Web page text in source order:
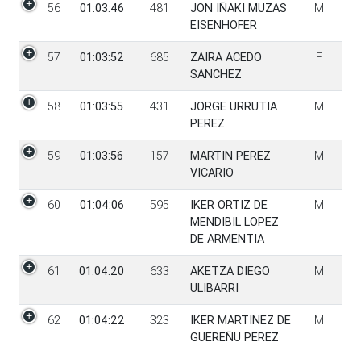
56 01:03:46 481
JON IÑAKI MUZAS
EISENHOFER
M
57 01:03:52 685
ZAIRA ACEDO
SANCHEZ
F
58 01:03:55 431
JORGE URRUTIA
PEREZ
M
59 01:03:56 157
MARTIN PEREZ
VICARIO
M
60 01:04:06 595
IKER ORTIZ DE
MENDIBIL LOPEZ
DE ARMENTIA
M
61 01:04:20 633
AKETZA DIEGO
ULIBARRI
M
62 01:04:22 323
IKER MARTINEZ DE
GUEREÑU PEREZ
M